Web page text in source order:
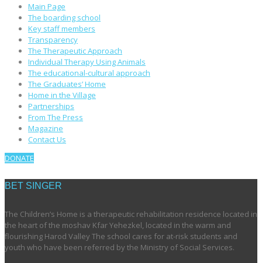
Main Page
The boarding school
Key staff members
Transparency
The Therapeutic Approach
Individual Therapy Using Animals
The educational-cultural approach
The Graduates’ Home
Home in the Village
Partnerships
From The Press
Magazine
Contact Us
DONATE
BET SINGER
The Children’s Home is a therapeutic rehabilitation residence located in
the heart of the moshav Kfar Yehezkel, located in the warm and
flourishing Harod Valley The school cares for at-risk students and
youth who have been referred by the Ministry of Social Services.